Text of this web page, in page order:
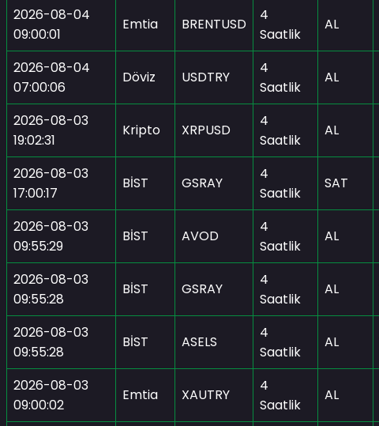
2026-08-04
09:00:01
Emtia BRENTUSD
4
Saatlik
AL
2026-08-04
07:00:06
Döviz USDTRY
4
Saatlik
AL
2026-08-03
19:02:31
Kripto XRPUSD
4
Saatlik
AL
2026-08-03
17:00:17
BİST GSRAY
4
Saatlik
SAT
2026-08-03
09:55:29
BİST AVOD
4
Saatlik
AL
2026-08-03
09:55:28
BİST GSRAY
4
Saatlik
AL
2026-08-03
09:55:28
BİST ASELS
4
Saatlik
AL
2026-08-03
09:00:02
Emtia XAUTRY
4
Saatlik
AL